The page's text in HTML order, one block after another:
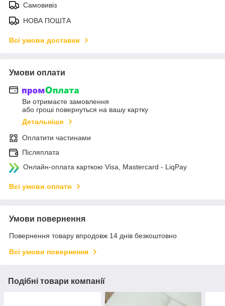
Самовивіз
НОВА ПОШТА
Всі умови доставки
Умови оплати
Ви отримаєте замовлення
або гроші повернуться на вашу картку
Детальніше
Оплатити частинами
Післяплата
Онлайн-оплата карткою Visa, Mastercard - LiqPay
Всі умови оплати
Умови повернення
Повернення товару впродовж 14 днів безкоштовно
Всі умови повернення
Подібні товари компанії